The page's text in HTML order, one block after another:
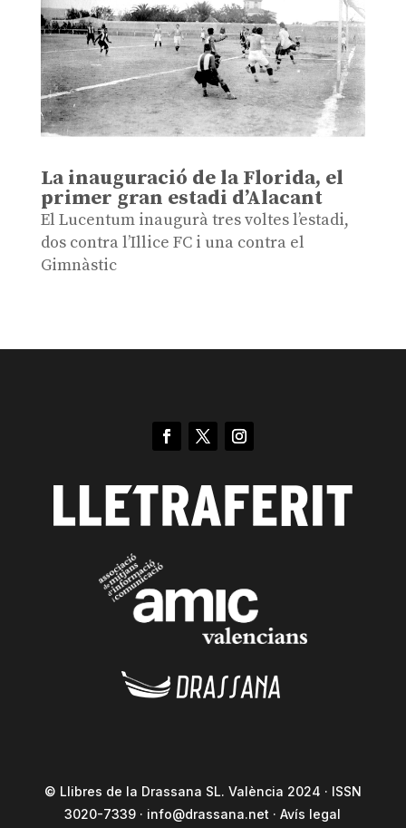
La inauguració de la Florida, el
primer gran estadi d’Alacant
El Lucentum inaugurà tres voltes l’estadi,
dos contra l’Illice FC i una contra el
Gimnàstic
© Llibres de la Drassana SL. València 2024 · ISSN
3020-7339 · info@drassana.net ·Avís legal